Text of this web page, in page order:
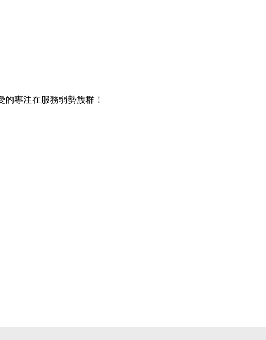
專注在服務弱勢族群！